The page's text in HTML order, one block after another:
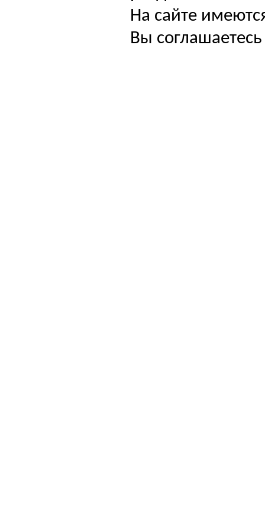
На сайте
Вы